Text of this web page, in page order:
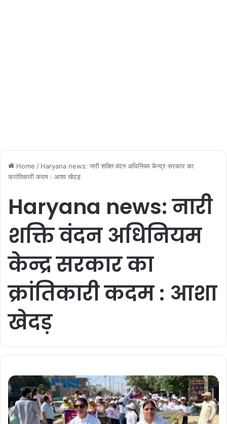
Home / Haryana news: नारी शक्ति वंदन अधिनियम केन्द्र सरकार का
क्रांतिकारी कदम : आशा खेदड़
Haryana news: नारी
शक्ति वंदन अधिनियम
केन्द्र सरकार का
क्रांतिकारी कदम : आशा
खेदड़